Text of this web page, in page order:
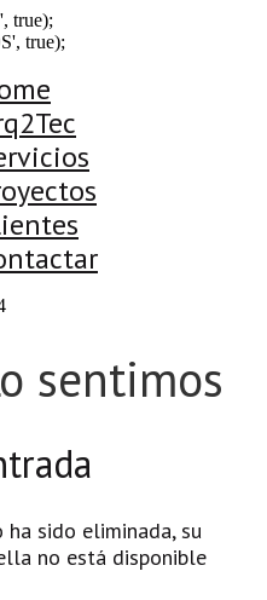
true);
true);
sentimos
ha sido eliminada, su
no está disponible